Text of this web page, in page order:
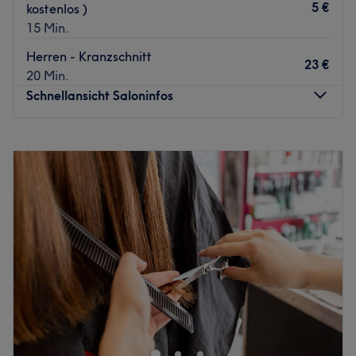
kostenlos )
15 Min.
5 €
Herren - Kranzschnitt
20 Min.
23 €
Schnellansicht Saloninfos
Dienstag
19:00
Mittwoch
09:00–19:00
Donnerstag
09:00–19:00
Freitag
09:00–19:00
Samstag
09:00–15:00
Sonntag
Geschlossen
Bei Traumschnitt stehst du als Mensch im Mittelpunkt - in
dem modernen, freundlich eingerichteten Friseursalon in
Hamburg-Hoheluft nimmt man sich dafür genügend Zeit.
Für das professionelle Team ist es als eine